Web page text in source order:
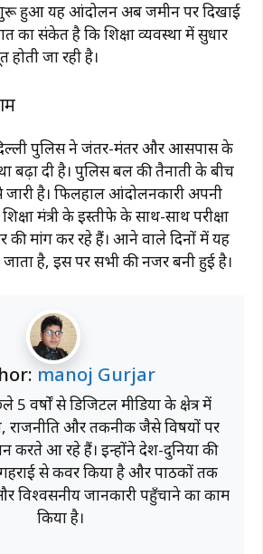
हुआ यह आंदोलन अब जमीन पर दिखाई
का संकेत है कि शिक्षा व्यवस्था में सुधार
जा रही है।
पुलिस ने जंतर-मंतर और आसपास के
बढ़ा दी है। पुलिस बल की तैनाती के बीच
जारी है। फिलहाल आंदोलनकारी अपनी
मंत्री के इस्तीफे के साथ-साथ परीक्षा
की मांग कर रहे हैं। आने वाले दिनों में यह
है, इस पर सभी की नजर बनी हुई है।
manoj Gurjar
5 वर्षों से डिजिटल मीडिया के क्षेत्र में
राजनीति और तकनीक जैसे विषयों पर
आ रहे हैं। इन्होंने देश-दुनिया की
से कवर किया है और पाठकों तक
विश्वसनीय जानकारी पहुँचाने का काम
किया है।